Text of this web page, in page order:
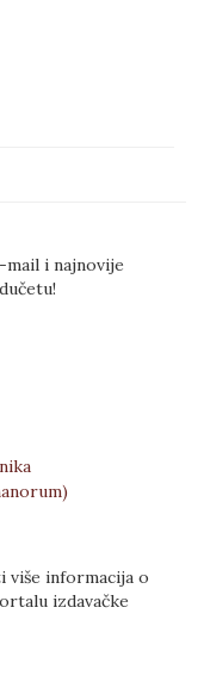
i najnovije
više informacija o
izdavačke